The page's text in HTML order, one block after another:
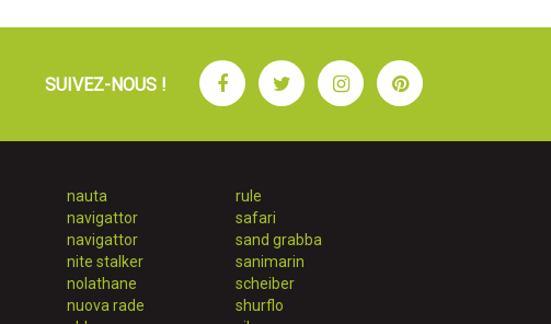
SUIVEZ-NOUS ! FacebookTwitterInstagramPinterest
nauta
navigattor
navigattor
nite stalker
nolathane
nuova rade
rule
safari
sand grabba
sanimarin
scheiber
shurflo